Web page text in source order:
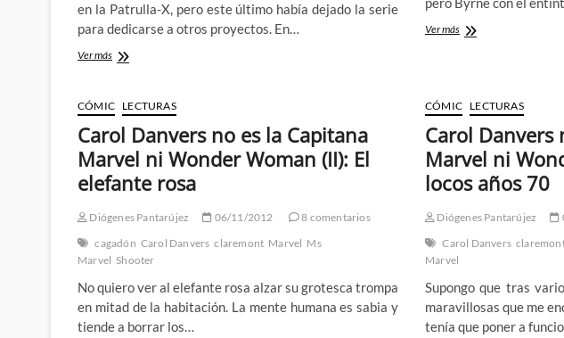
te
quieren
en la Patrulla-X, pero este último había dejado la serie
para dedicarse a otros proyectos. En…
Ver másEl
sueño…
:
50
de
X-
(parte
Ver másY
Jean
Grey:
50
años
X-
(parte
4)
CÓMIC LECTURAS
Carol Danvers no es la Capitana
Marvel ni Wonder Woman (II): El
elefante rosa
Diógenes Pantarújez 06/11/2012
8 comentarios
cagadón Carol Danvers claremont Marvel Ms
Marvel Shooter
No quiero ver al elefante rosa alzar su grotesca trompa
en mitad de la habitación. La mente humana es sabia y
tiende a borrar los…
CÓMIC LECTURAS
Carol Danvers
Marvel ni
locos años 70
Diógenes Pantarújez
Carol Danvers
Marvel
Supongo que tras
maravillosas que me
tenía que poner a